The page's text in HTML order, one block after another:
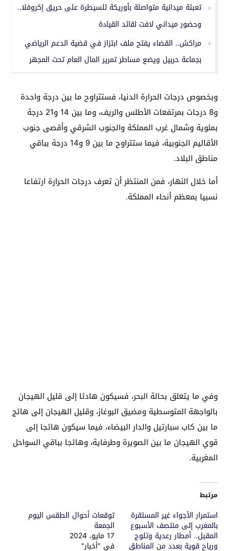
تعبئة ميدانية متواصلة بأوريكة للسيطرة على حريق إكروفلا..
وحضور ميداني لافت لقائد القيادة
مراكش.. القضاء يفتح ملف ابتزاز في قضية الدعم الرياضي
بجماعة حربيل ويضع مساطر تمرير المال العام تحت المجهر
وبخصوص درجات الحرارة الدنيا، فستتراوح ما بين درجة واحدة
و8 درجات بمرتفعات الأطلس والريف، وما بين 14 و21 درجة
بملوية وشمال غرب المملكة والجنوب الشرقي وأقصى جنوب
الأقاليم الجنوبية، فيما ستتراوح ما بين 9 و14 درجة بباقي
مناطق البلاد.
أما خلال النهار، فمن المنتظر أن تعرف درجات الحرارة ارتفاعا
نسبيا بمعظم أنحاء المملكة.
وفي ما يتعلق بحالة البحر، فسيكون هادئا إلى قليل الهيجان
بالواجهة المتوسطية ومضيق البوغاز، وقليل الهيجان إلى هائج
ما بين كاب سبارتيل والدار البيضاء، فيما سيكون هائجا إلى
قوي الهيجان ما بين الصويرة وطرفاية، وهائجا بباقي السواحل
المغربية.
مرتبط
استمرار الأجواء غير المستقرة
بالمغرب إلى منتصف الأسبوع
المقبل.. أمطار رعدية وثلوج
ورياح قوية بعدد من المناطق
توقعات أحوال الطقس اليوم
الجمعة
17 مايو، 2024
في "أخبار"